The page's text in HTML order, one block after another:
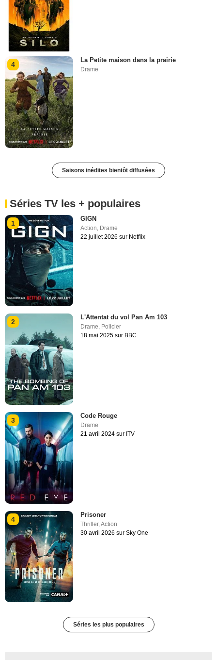
4
La Petite maison dans la prairie
Drame
Saisons inédites bientôt diffusées
Séries TV les + populaires
1
GIGN
Action Drame
22 juillet 2026 sur Netflix
2
L'Attentat du vol Pan Am 103
Drame, Policier
18 mai 2025 sur BBC
3
Code Rouge
Drame
21 avril 2024 sur ITV
4
Prisoner
Thriller,Action
30 avril 2026 sur Sky One
Séries les plus populaires